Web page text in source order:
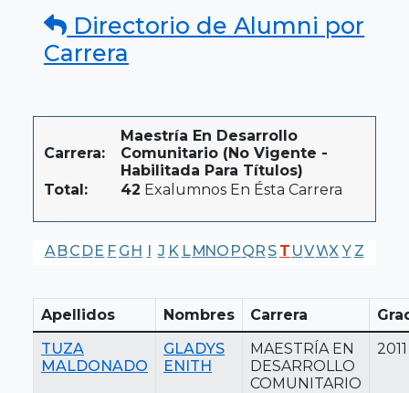
Directorio de Alumni por
Carrera
Carrera:
Maestría En Desarrollo
Comunitario (No Vigente -
Habilitada Para Títulos)
Total:
42 Exalumnos En Ésta Carrera
A BC DE F G H I J K LMNO PQR S T UVWX Y Z
Apellidos Nombres Carrera
TUZA
MALDONADO
GLADYS
ENITH
MAESTRÍA EN
DESARROLLO
COMUNITARIO
2011